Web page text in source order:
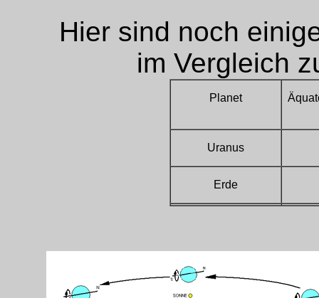
Hier sind noch
im Vergleich
Planet
Uranus
Erde